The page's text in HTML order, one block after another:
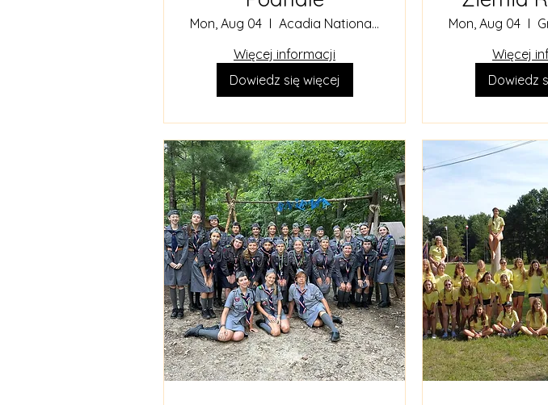
Mon, Aug 04
Acadia National Park
Więcej informacji
Dowiedz się więcej
Mon, Aug 04
Więcej
Dowiedz